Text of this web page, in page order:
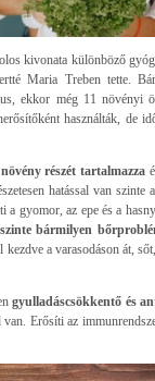
kivonata különböző
Maria Treben tette.
ekkor még 11 növényi
használták, de
növény részét tartalmazza
hatással van szinte
a gyomor, az epe és a
bármilyen
a varasodáson át,
gyulladáscsökkentő és
Erősíti az